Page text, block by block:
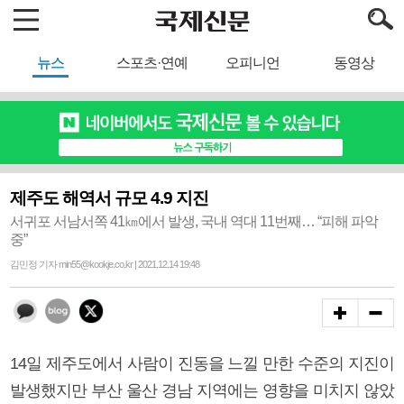
뉴스 스포츠·연예 오피니언 동영상
제주도 해역서 규모 4.9 지진
서귀포 서남서쪽 41㎞에서 발생, 국내 역대 11번째… “피해 파악
중”
김민정 기자 min55@kookje.co.kr | 2021.12.14 19:48
14일 제주도에서 사람이 진동을 느낄 만한 수준의 지진이
발생했지만 부산 울산 경남 지역에는 영향을 미치지 않았